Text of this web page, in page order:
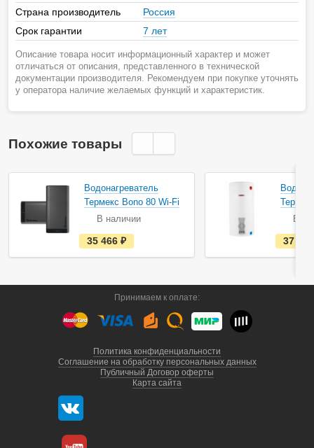
Страна производитель
Россия
Срок гарантии
7 лет
Описание товара носит информационный характер и может
отличаться от описания, представленного в технической
документации производителя. Рекомендуем при покупке уточнять
у оператора наличие желаемых функций и характеристик.
Похожие товары
Водонагреватель
Термекс Bono 80 Wi-Fi
В наличии
е
с
т
н
а
и
ч
35 466
В
37
Принимаем к оплате:
Политика конфиденциальности
Соглашение на обработку персональных данных
Публичный Договор оферты
Карта сайта